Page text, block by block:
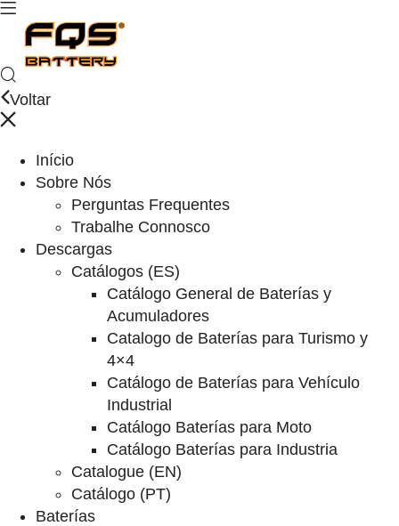
Voltar
Início
Sobre Nós
Perguntas Frequentes
Trabalhe Connosco
Descargas
Catálogos (ES)
Catálogo General de Baterías y
Acumuladores
Catalogo de Baterías para Turismo y
4×4
Catálogo de Baterías para Vehículo
Industrial
Catálogo Baterías para Moto
Catálogo Baterías para Industria
Catalogue (EN)
Catálogo (PT)
Baterías